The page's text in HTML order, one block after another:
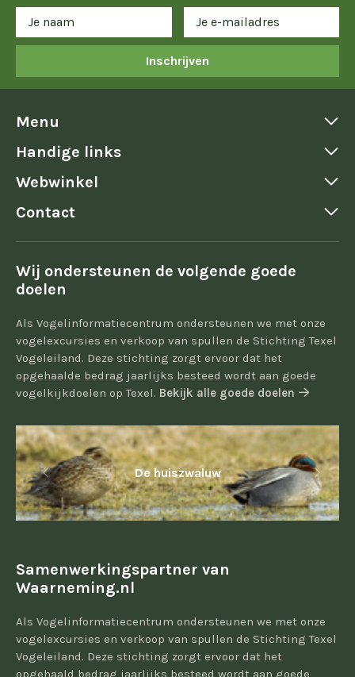
Inschrijven
Menu
Handige links
Webwinkel
Contact
Wij ondersteunen de volgende goede
doelen
Als Vogelinformatiecentrum ondersteunen we met onze
vogelexcursies en verkoop van spullen de Stichting Texel
Vogeleiland. Deze stichting zorgt ervoor dat het
opgehaalde bedrag jaarlijks besteed wordt aan goede
vogelkijkdoelen op Texel. Bekijk alle goede doelen
De huiszwaluw
Samenwerkingspartner van
Waarneming.nl
Als Vogelinformatiecentrum ondersteunen we met onze
vogelexcursies en verkoop van spullen de Stichting Texel
Vogeleiland. Deze stichting zorgt ervoor dat het
opgehaald bedrag jaarlijks besteed wordt aan goede